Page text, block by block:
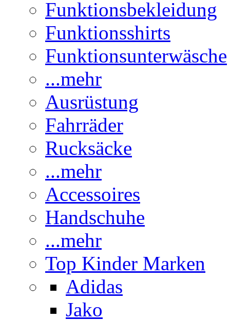
Funktionsbekleidung
Funktionsshirts
Funktionsunterwäsche
...mehr
Ausrüstung
Fahrräder
Rucksäcke
...mehr
Accessoires
Handschuhe
...mehr
Top Kinder Marken
Adidas
Jako